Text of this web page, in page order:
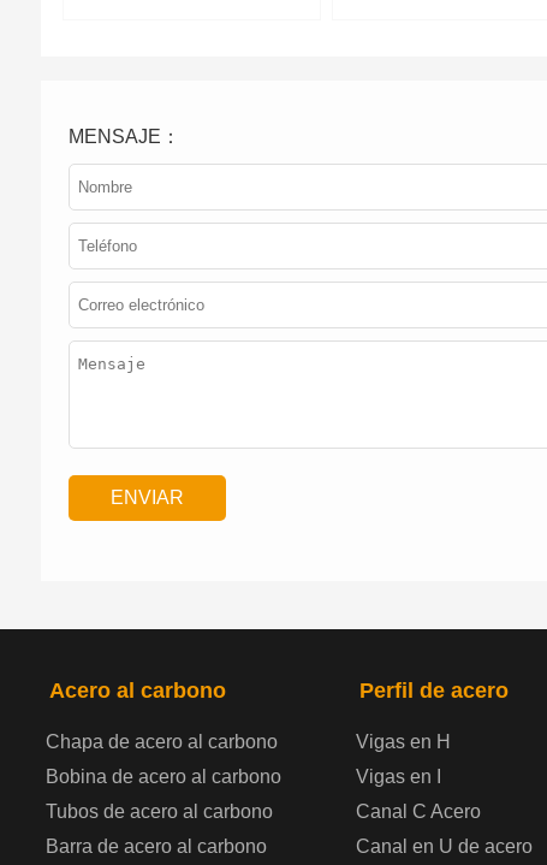
MENSAJE：
Acero al carbono
Chapa de acero al carbono
Bobina de acero al carbono
Tubos de acero al carbono
Barra de acero al carbono
Perfil de acero
Vigas en H
Vigas en I
Canal C Acero
Canal en U de acero